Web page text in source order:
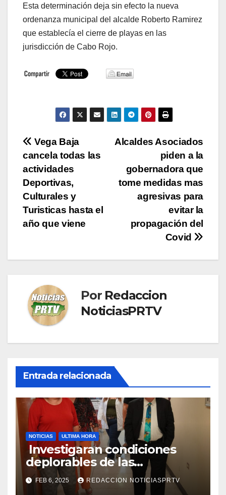
Esta determinación deja sin efecto la nueva
ordenanza municipal del alcalde Roberto Ramirez
que establecía el cierre de playas en las
jurisdicción de Cabo Rojo.
Navegación
de
entradas
Alcaldes Asociados
piden a la
gobernadora que
tome medidas mas
agresivas para
evitar la
propagación del
Covid
Vega Baja
cancela todas las
actividades
Deportivas,
Culturales y
Turisticas hasta el
año que viene
Por Redaccion
NoticiasPRTV
Entrada relacionada
NOTICIAS ULTIMA HORA
Investigaran condiciones
deplorables de las
facilidades el Departamento
de la Salud en Mayagüez
FEB 6, 2025 REDACCION NOTICIASPRTV